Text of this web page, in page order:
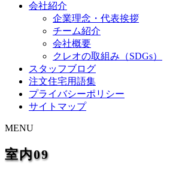
会社紹介
企業理念・代表挨拶
チーム紹介
会社概要
クレオの取組み（SDGs）
スタッフブログ
注文住宅用語集
プライバシーポリシー
サイトマップ
MENU
室内09